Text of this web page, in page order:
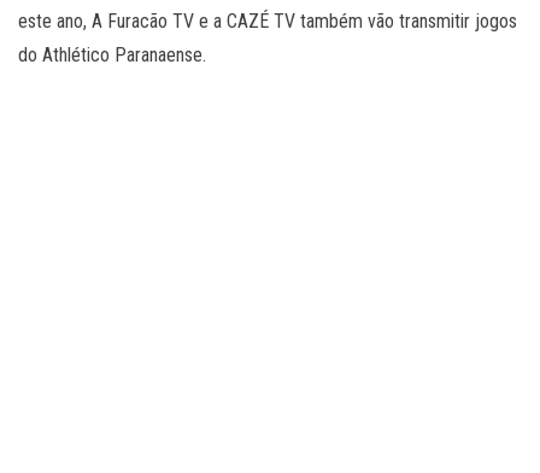
este ano, A Furacão TV e a CAZÉ TV também vão transmitir jogos
do Athlético Paranaense.